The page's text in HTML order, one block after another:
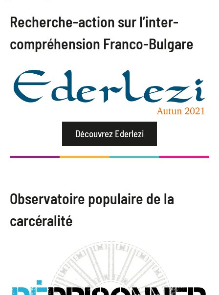
Recherche-action sur l’inter-
compréhension Franco-Bulgare
Découvrez Ederlezi
Observatoire populaire de la
carcéralité